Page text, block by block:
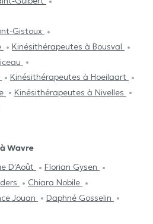
Gistoux
Kinésithérapeutes à Bousval
Kinésithérapeutes à Hoeilaart
Kinésithérapeutes à Nivelles
Wavre
D'Août
Florian Gysen
Chiara Nobile
Jouan
Daphné Gosselin